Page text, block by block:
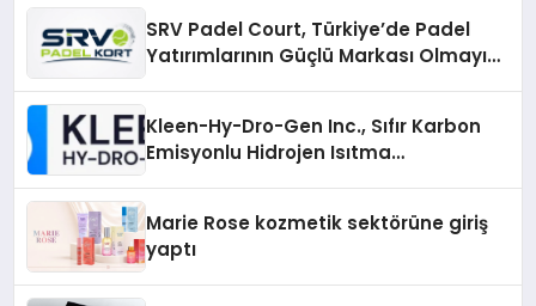
SRV Padel Court, Türkiye’de Padel
Yatırımlarının Güçlü Markası Olmayı
Kleen-Hy-Dro-Gen Inc., Sıfır Karbon
Emisyonlu Hidrojen Isıtma
Marie Rose kozmetik sektörüne giriş
yaptı